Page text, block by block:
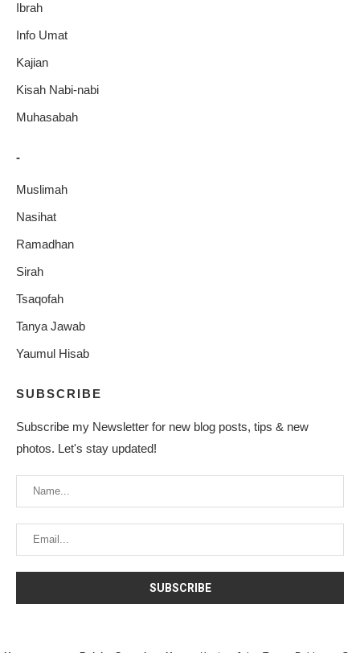
Ibrah
Info Umat
Kajian
Kisah Nabi-nabi
Muhasabah
-
Muslimah
Nasihat
Ramadhan
Sirah
Tsaqofah
Tanya Jawab
Yaumul Hisab
SUBSCRIBE
Subscribe my Newsletter for new blog posts, tips & new
photos. Let's stay updated!